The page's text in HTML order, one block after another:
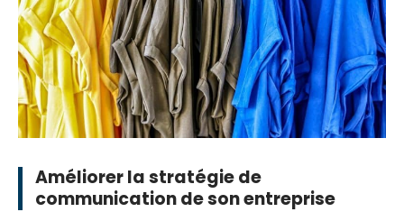
Améliorer la stratégie de
communication de son entreprise